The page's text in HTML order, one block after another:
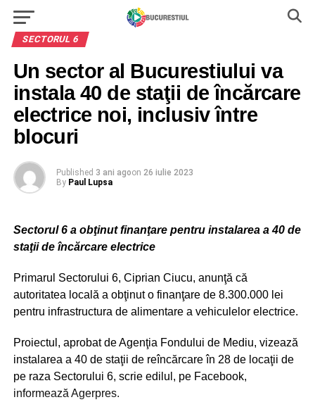
SECTORUL 6
Un sector al Bucurestiului va
instala 40 de staţii de încărcare
electrice noi, inclusiv între
blocuri
Published 3 ani agoon 26 iulie 2023
By Paul Lupsa
Sectorul 6 a obţinut finanţare pentru instalarea a 40 de
staţii de încărcare electrice
Primarul Sectorului 6, Ciprian Ciucu, anunţă că
autoritatea locală a obţinut o finanţare de 8.300.000 lei
pentru infrastructura de alimentare a vehiculelor electrice.
Proiectul, aprobat de Agenţia Fondului de Mediu, vizează
instalarea a 40 de staţii de reîncărcare în 28 de locaţii de
pe raza Sectorului 6, scrie edilul, pe Facebook,
informează Agerpres.